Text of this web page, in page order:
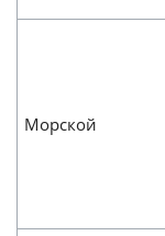
Морской